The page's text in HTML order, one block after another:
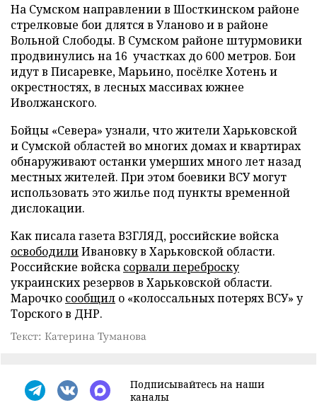
На Сумском направлении в Шосткинском районе
стрелковые бои длятся в Уланово и в районе
Вольной Слободы. В Сумском районе штурмовики
продвинулись на 16 участках до 600 метров. Бои
идут в Писаревке, Марьино, посёлке Хотень и
окрестностях, в лесных массивах южнее
Иволжанского.
Бойцы «Севера» узнали, что жители Харьковской
и Сумской областей во многих домах и квартирах
обнаруживают останки умерших много лет назад
местных жителей. При этом боевики ВСУ могут
использовать это жилье под пункты временной
дислокации.
Как писала газета ВЗГЛЯД, российские войска
освободилиИвановку в Харьковской области.
Российские войска сорвали переброску
украинских резервов в Харьковской области.
Марочко сообщил о «колоссальных потерях ВСУ» у
Торского в ДНР.
Текст: Катерина Туманова
Подписывайтесь на наши
каналы